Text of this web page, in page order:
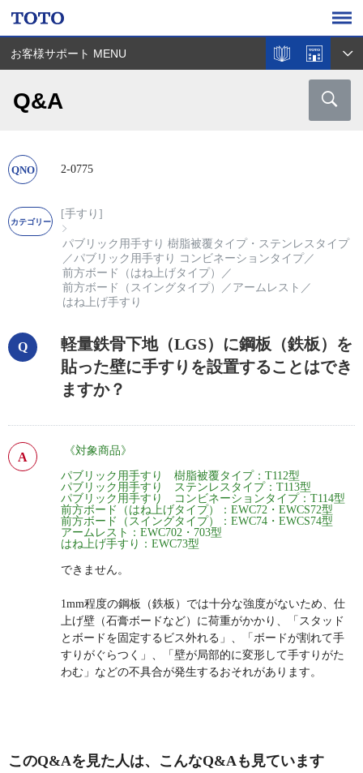
お客様サポート MENU
Q&A
2-0775
[手すり]
パブリック用手すり 樹脂被覆タイプ・ステンレスタイプ
／パブリック用手すり コンビネーションタイプ／
前方ボード（はね上げタイプ）
／
前方ボード（スイングタイプ）
／ アームレスト ／
はね上げ手すり
軽量鉄骨下地（LGS）に鋼板（鉄板）を
貼った壁に手すりを設置することはでき
ますか？
《対象商品》
パブリック用手すり 樹脂被覆タイプ：T112型
パブリック用手すり ステンレスタイプ：T113型
パブリック用手すり コンビネーションタイプ：T114型
前方ボード（はね上げタイプ）：EWC72・EWCS72型
前方ボード（スイングタイプ）：EWC74・EWCS74型
アームレスト：EWC702・703型
はね上げ手すり：EWC73型
できません。
1mm程度の鋼板（鉄板）では十分な強度がないため、仕
上げ壁（石膏ボードなど）に荷重がかかり、「スタッド
とボードを固定するビス外れる」、「ボードが割れて手
すりがぐらつく」、「壁が局部的に変形して手すりがた
わむ」などの不具合が発生するおそれがあります。
このQ&Aを見た人は、こんなQ&Aも見ています